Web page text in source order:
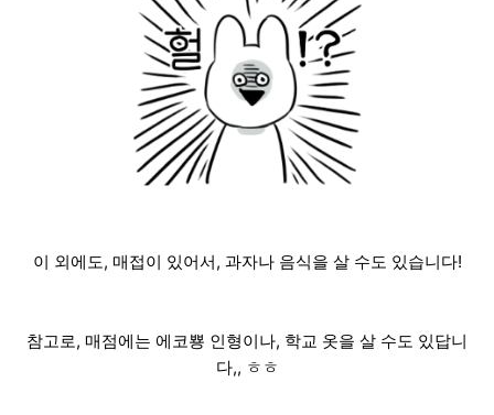
이 외에도, 매접이 있어서, 과자나 음식을 살 수도 있습니다!
참고로, 매점에는 에코뿅 인형이나, 학교 옷을 살 수도 있답니
다,, ㅎㅎ